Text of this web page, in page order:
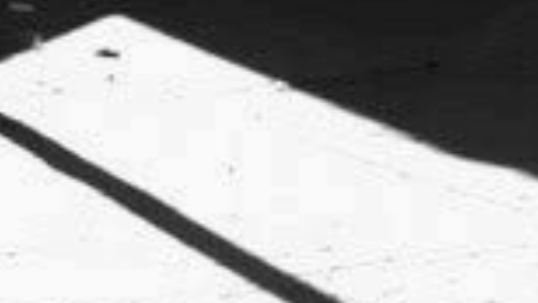
on line
Warning
: file_get_contents(../tinymvc/myfiles/plugins/bootstrap-
tabcollapse/js/bootstrap-tabcollapse.min.js): failed to open
stream: No such file or directory in
/home/maisonrujg/www/tinymvc/myfiles/views/plugins/
on line